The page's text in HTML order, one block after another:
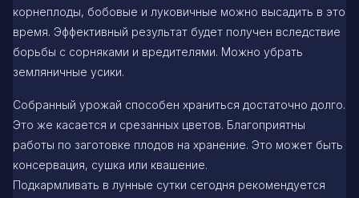
корнеплоды, бобовые и луковичные можно высадить в это
время. Эффективный результат будет получен вследствие
борьбы с сорняками и вредителями. Можно убрать
земляничные усики.
Собранный урожай способен храниться достаточно долго.
Это же касается и срезанных цветов. Благоприятны
работы по заготовке плодов на хранение. Это может быть
консервация, сушка или квашение.
Подкармливать в лунные сутки сегодня рекомендуется